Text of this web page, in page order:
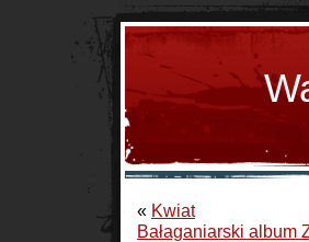
« Kwiat
Bałaganiarski album